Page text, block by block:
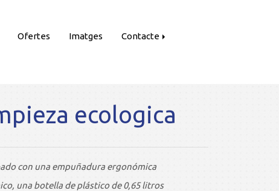
Ofertes Imatges Contacte
ecologica
con una empuñadura ergonómica
una botella de plástico de 0,65 litros